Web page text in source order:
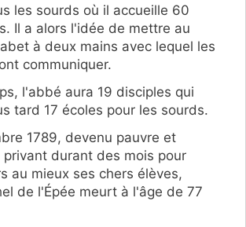
les sourds où il accueille 60
Il a alors l'idée de mettre au
à deux mains avec lequel les
communiquer.
l'abbé aura 19 disciples qui
tard 17 écoles pour les sourds.
1789, devenu pauvre et
privant durant des mois pour
au mieux ses chers élèves,
de l'Épée meurt à l'âge de 77